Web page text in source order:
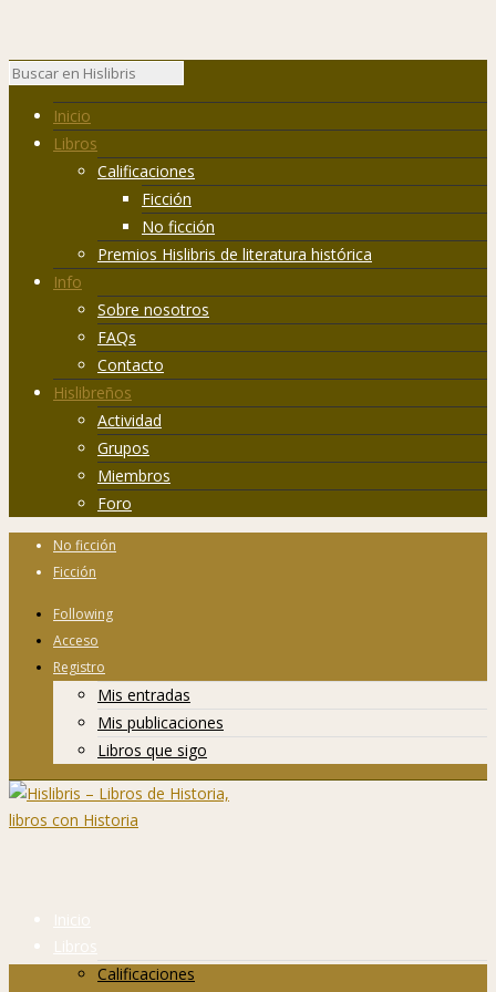
Inicio
Libros
Calificaciones
Ficción
No ficción
Premios Hislibris de literatura histórica
Info
Sobre nosotros
FAQs
Contacto
Hislibreños
Actividad
Grupos
Miembros
Foro
No ficción
Ficción
Following
Acceso
Registro
Mis entradas
Mis publicaciones
Libros que sigo
Inicio
Libros
Calificaciones